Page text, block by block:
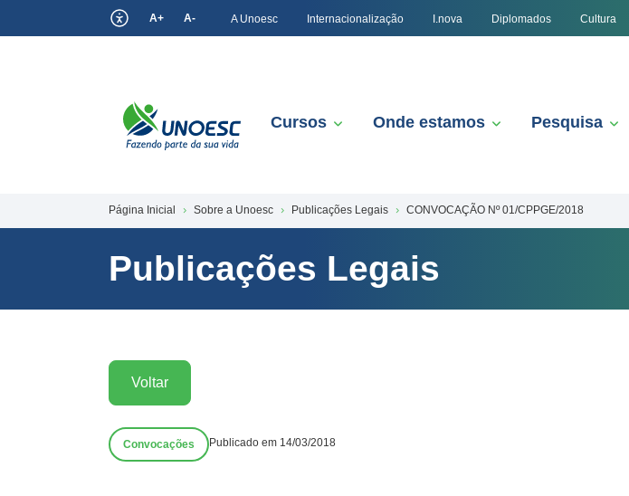
A+ A- A Unoesc Internacionalização I.nova Diplomados Cultura
Cursos Onde estamos Pesquisa
Página Inicial Sobre a Unoesc Publicações Legais CONVOCAÇÃO Nº 01/CPPGE/2018
Publicações Legais
Voltar
Convocações Publicado em 14/03/2018